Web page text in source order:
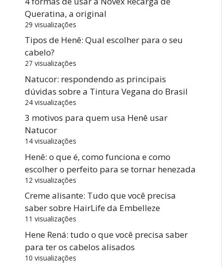
Queratina, a original
29 visualizações
Tipos de Henê: Qual escolher para o seu
cabelo?
27 visualizações
Natucor: respondendo as principais
dúvidas sobre a Tintura Vegana do Brasil
24 visualizações
3 motivos para quem usa Henê usar
Natucor
14 visualizações
Henê: o que é, como funciona e como
escolher o perfeito para se tornar henezada
12 visualizações
Creme alisante: Tudo que você precisa
saber sobre HairLife da Embelleze
11 visualizações
Hene Rená: tudo o que você precisa saber
para ter os cabelos alisados
10 visualizações